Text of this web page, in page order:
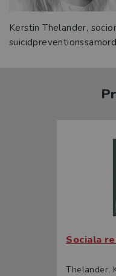
Kerstin Thelander,
Sociala
Thelander,